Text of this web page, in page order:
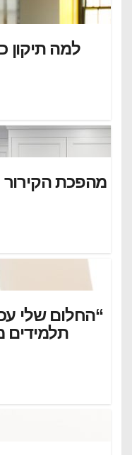
למה תיקון
מהפכת הקירור
“החלום שלי
תלמידים